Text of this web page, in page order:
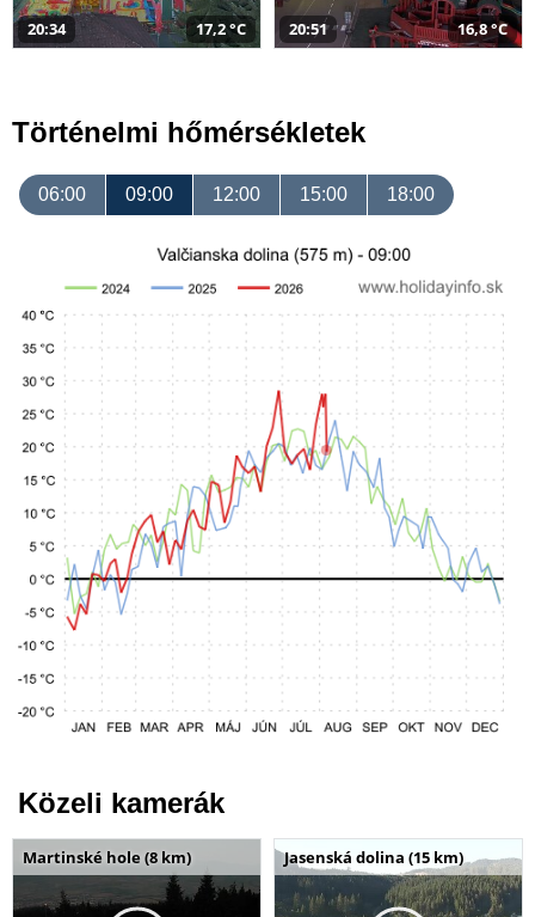
20:34 17,2 °C 20:51 16,8 °C
Történelmi hőmérsékletek
06:00 09:00 12:00 15:00 18:00
Közeli kamerák
Martinské hole (8 km) Jasenská dolina (15 km)